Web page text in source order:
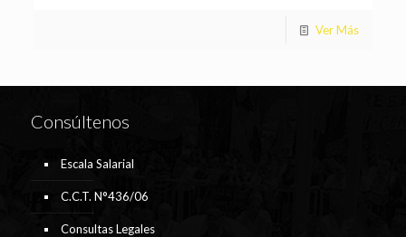
Ver Más
Consúltenos
Escala Salarial
C.C.T. N°436/06
Consultas Legales